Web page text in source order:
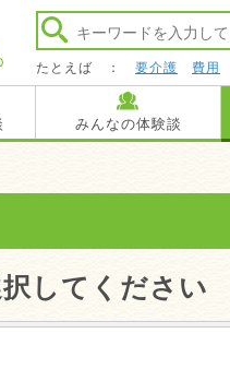
たとえば ： 要介護 費用
みんなの体験談
してください